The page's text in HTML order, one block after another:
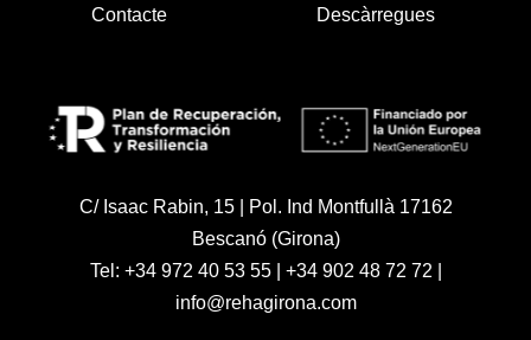
Contacte
Descàrregues
C/ Isaac Rabin, 15 | Pol. Ind Montfullà 17162
Bescanó (Girona)
Tel: +34 972 40 53 55| +34 902 48 72 72
info@rehagirona.com